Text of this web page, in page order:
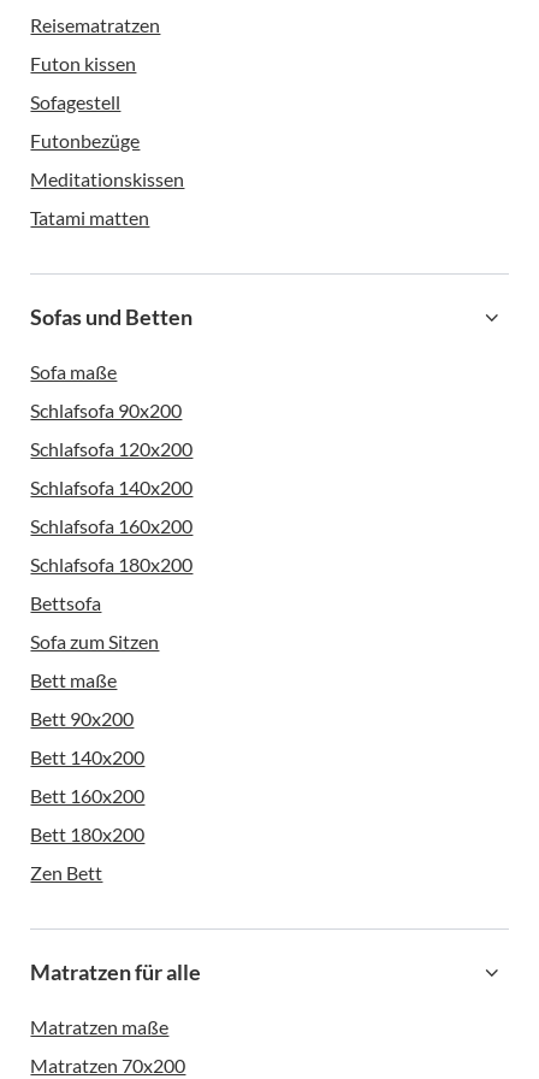
Reisematratzen
Futon kissen
Sofagestell
Futonbezüge
Meditationskissen
Tatami matten
Sofas und Betten
Sofa maße
Schlafsofa 90x200
Schlafsofa 120x200
Schlafsofa 140x200
Schlafsofa 160x200
Schlafsofa 180x200
Bettsofa
Sofa zum Sitzen
Bett maße
Bett 90x200
Bett 140x200
Bett 160x200
Bett 180x200
Zen Bett
Matratzen für alle
Matratzen maße
Matratzen 70x200